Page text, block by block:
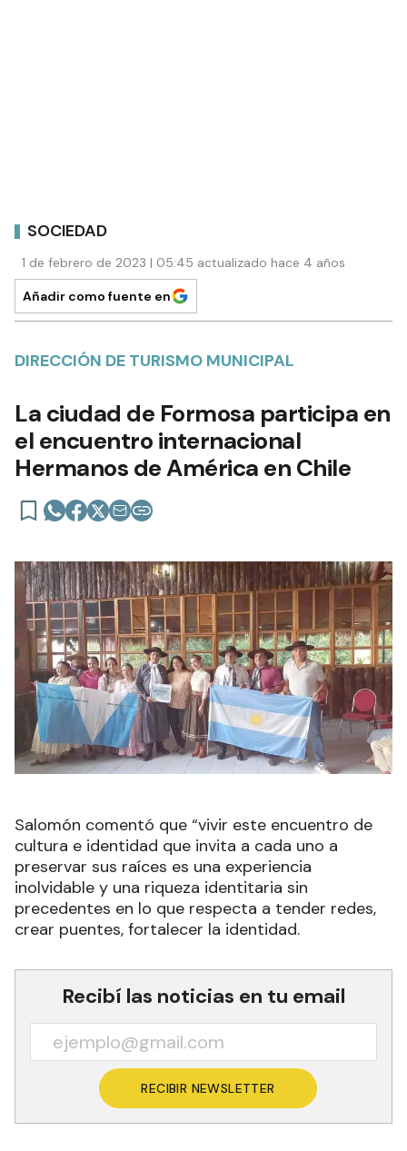
SOCIEDAD
1 de febrero de 2023 | 05:45 actualizado hace 4 años
Añadir como fuente en
DIRECCIÓN DE TURISMO MUNICIPAL
La ciudad de Formosa participa en
el encuentro internacional
Hermanos de América en Chile
Salomón comentó que “vivir este encuentro de
cultura e identidad que invita a cada uno a
preservar sus raíces es una experiencia
inolvidable y una riqueza identitaria sin
precedentes en lo que respecta a tender redes,
crear puentes, fortalecer la identidad.
Recibí las noticias en tu email
RECIBIR NEWSLETTER